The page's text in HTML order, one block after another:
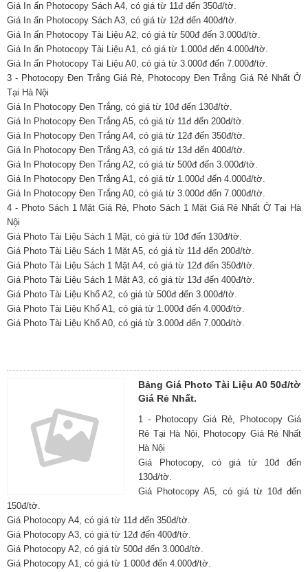
Giá In ấn Photocopy Sách A4, có giá từ 11đ đến 350đ/tờ.
Giá In ấn Photocopy Sách A3, có giá từ 12đ đến 400đ/tờ.
Giá In ấn Photocopy Tài Liệu A2, có giá từ 500đ đến 3.000đ/tờ.
Giá In ấn Photocopy Tài Liệu A1, có giá từ 1.000đ đến 4.000đ/tờ.
Giá In ấn Photocopy Tài Liệu A0, có giá từ 3.000đ đến 7.000đ/tờ.
3 - Photocopy Đen Trắng Giá Rẻ, Photocopy Đen Trắng Giá Rẻ Nhất Ở
Tại Hà Nội
Giá In Photocopy Đen Trắng, có giá từ 10đ đến 130đ/tờ.
Giá In Photocopy Đen Trắng A5, có giá từ 11đ đến 200đ/tờ.
Giá In Photocopy Đen Trắng A4, có giá từ 12đ đến 350đ/tờ.
Giá In Photocopy Đen Trắng A3, có giá từ 13đ đến 400đ/tờ.
Giá In Photocopy Đen Trắng A2, có giá từ 500đ đến 3.000đ/tờ.
Giá In Photocopy Đen Trắng A1, có giá từ 1.000đ đến 4.000đ/tờ.
Giá In Photocopy Đen Trắng A0, có giá từ 3.000đ đến 7.000đ/tờ.
4 - Photo Sách 1 Mặt Giá Rẻ, Photo Sách 1 Mặt Giá Rẻ Nhất Ở Tại Hà
Nội
Giá Photo Tài Liệu Sách 1 Mặt, có giá từ 10đ đến 130đ/tờ.
Giá Photo Tài Liệu Sách 1 Mặt A5, có giá từ 11đ đến 200đ/tờ.
Giá Photo Tài Liệu Sách 1 Mặt A4, có giá từ 12đ đến 350đ/tờ.
Giá Photo Tài Liệu Sách 1 Mặt A3, có giá từ 13đ đến 400đ/tờ.
Giá Photo Tài Liệu Khổ A2, có giá từ 500đ đến 3.000đ/tờ.
Giá Photo Tài Liệu Khổ A1, có giá từ 1.000đ đến 4.000đ/tờ.
Giá Photo Tài Liệu Khổ A0, có giá từ 3.000đ đến 7.000đ/tờ.
Bảng Giá Photo Tài Liệu A0 50đ/tờ
Giá Rẻ Nhất.
1 - Photocopy Giá Rẻ, Photocopy Giá
Rẻ Tại Hà Nội, Photocopy Giá Rẻ Nhất
Hà Nội
Giá Photocopy, có giá từ 10đ đến
130đ/tờ.
Giá Photocopy A5, có giá từ 10đ đến
150đ/tờ.
Giá Photocopy A4, có giá từ 11đ đến 350đ/tờ.
Giá Photocopy A3, có giá từ 12đ đến 400đ/tờ.
Giá Photocopy A2, có giá từ 500đ đến 3.000đ/tờ.
Giá Photocopy A1, có giá từ 1.000đ đến 4.000đ/tờ.